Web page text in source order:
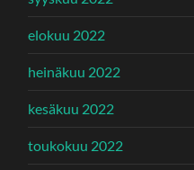
elokuu 2022
heinäkuu 2022
kesäkuu 2022
toukokuu 2022